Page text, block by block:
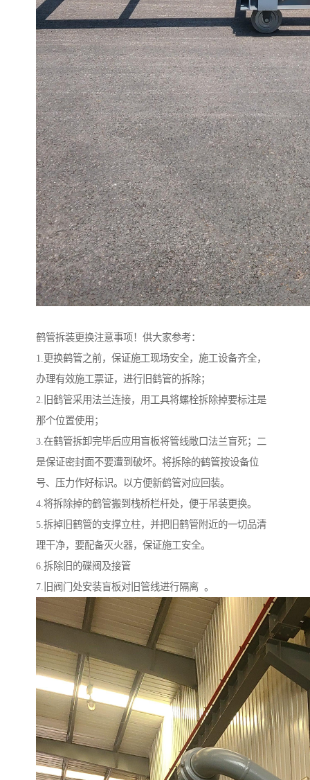
鹤管拆装更换注意事项！供大家参考：
1.更换鹤管之前，保证施工现场安全，施工设备齐全，
办理有效施工票证，进行旧鹤管的拆除；
2.旧鹤管采用法兰连接，用工具将螺栓拆除掉要标注是
那个位置使用；
3.在鹤管拆卸完毕后应用盲板将管线敞口法兰盲死；二
是保证密封面不要遭到破坏。将拆除的鹤管按设备位
号、压力作好标识。以方便新鹤管对应回装。
4.将拆除掉的鹤管搬到栈桥栏杆处，便于吊装更换。
5.拆掉旧鹤管的支撑立柱，并把旧鹤管附近的一切品清
理干净，要配备灭火器，保证施工安全。
6.拆除旧的碟阀及接管
7.旧阀门处安装盲板对旧管线进行隔离 。